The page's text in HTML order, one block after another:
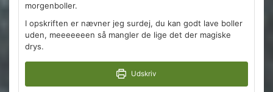
morgenboller.
I opskriften er nævner jeg surdej, du kan godt lave boller
uden, meeeeeeen så mangler de lige det der magiske
drys.
Udskriv